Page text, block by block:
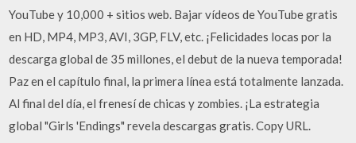
YouTube y 10,000 + sitios web. Bajar vídeos de YouTube gratis
en HD, MP4, MP3, AVI, 3GP, FLV, etc. ¡Felicidades locas por la
descarga global de 35 millones, el debut de la nueva temporada!
Paz en el capítulo final, la primera línea está totalmente lanzada.
Al final del día, el frenesí de chicas y zombies. ¡La estrategia
global "Girls 'Endings" revela descargas gratis. Copy URL.